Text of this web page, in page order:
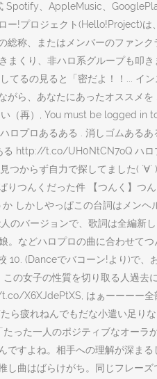
、AppleMusic、
!プロジェクト(Hello!Project)
称、またはメンバーのファン
くり、非ハロ系グループも叩
てるの見ると「密だよ！！...
ら、あなたにあったオススメ
（再）, You must be logged
ロプロあるある . 消しゴムあ
http://t.co/UH0NtCN7oQ ハロ
からず自力で探してました(
つんくだった件 【つんく】
しかしやっぱこの台詞はメン
バージョンで、歌詞は全編
などハロプロの曲に合わせて
(Danceでバコーン!より)で
女子の性質を切り取る人過去
X6XJdePtXS, はぁーーーー
疲れねんでもだな小遣い足り
った一人のポジティブなオー
すよね。相手への理解が深ま
曲はばらけがち。同じフレー